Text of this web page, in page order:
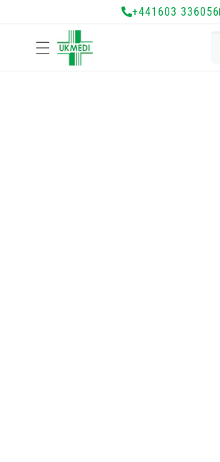
съдържанието
+441603 336056